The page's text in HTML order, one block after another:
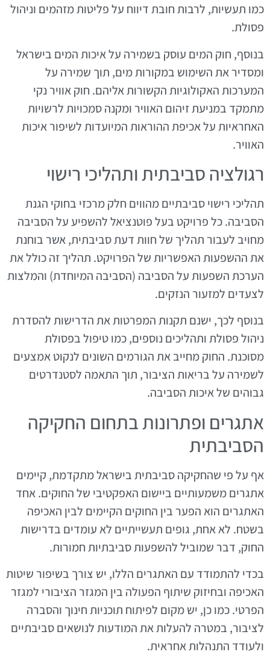
כמו תעשיות, לרבות חובת דיווח על פליטות מזהמים וניהול
פסולת.
בנוסף, חוק המים עוסק בשמירה על איכות המים בישראל
ומסדיר את השימוש במקורות מים, תוך שמירה על
המערכות האקולוגיות הקשורות אליהם. חוק אוויר נקי
מתמקד במניעת זיהום האוויר ומקנה סמכויות לרשויות
האחראיות על אכיפת ההוראות המיועדות לשיפור איכות
האוויר.
רגולציה סביבתית ותהליכי רישוי
תהליכי רישוי סביבתיים מהווים חלק מרכזי בחוקי הגנת
הסביבה. כל פרויקט בעל פוטנציאל להשפיע על הסביבה
מחויב לעבור תהליך של חוות דעת סביבתית, אשר בוחנת
את ההשפעות האפשריות של הפרויקט. תהליך זה כולל את
הערכת השפעות על הסביבה (הסביבה המיוחדת) והמלצות
לצעדים למזעור הנזקים.
בנוסף לכך, ישנם תקנות המפרטות את הדרישות להסדרת
ניהול פסולת ותהליכים נוספים, כמו טיפול בפסולת
מסוכנת. החוק מחייב את הגורמים השונים לנקוט אמצעים
לשמירה על בריאות הציבור, תוך התאמה לסטנדרטים
גבוהים של איכות הסביבה.
אתגרים ופתרונות בתחום החקיקה
הסביבתית
אף על פי שהחקיקה סביבתית בישראל מתקדמת, קיימים
אתגרים משמעותיים ביישום האפקטיבי של החוקים. אחד
האתגרים הוא הפער בין החוקים הקיימים לבין האכיפה
בשטח. לא אחת, גופים תעשייתיים לא עומדים בדרישות
החוק, דבר שמוביל להשפעות סביבתיות חמורות.
בכדי להתמודד עם האתגרים הללו, יש צורך בשיפור שיטות
האכיפה ובחיזוק שיתוף הפעולה בין המגזר הציבורי למגזר
הפרטי. כמו כן, יש מקום לפיתוח תוכניות חינוך והסברה
לציבור, במטרה להעלות את המודעות לנושאים סביבתיים
ולעודד התנהלות אחראית.